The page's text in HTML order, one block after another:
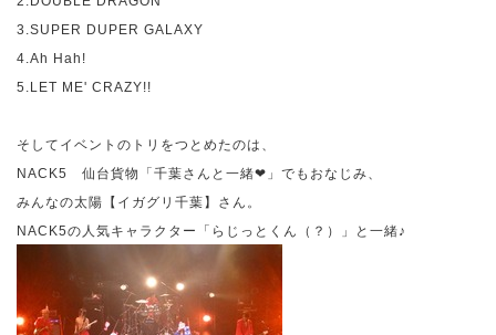
3.SUPER DUPER GALAXY
4.Ah Hah!
5.LET ME' CRAZY!!
そしてイベントのトリをつとめたのは、
NACK5
仙台貨物「千葉さんと一緒❤」でもおなじみ、
みんなの太陽【イガグリ千葉】さん。
NACK5の人気キャラクター「らじっとくん（？）」と一緒♪